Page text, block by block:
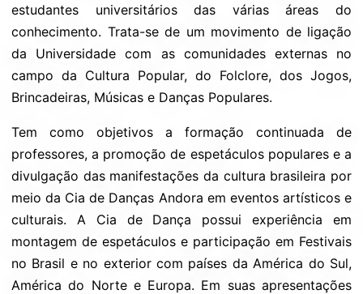
estudantes universitários das várias áreas do
conhecimento. Trata-se de um movimento de ligação
da Universidade com as comunidades externas no
campo da Cultura Popular, do Folclore, dos Jogos,
Brincadeiras, Músicas e Danças Populares.
Tem como objetivos a formação continuada de
professores, a promoção de espetáculos populares e a
divulgação das manifestações da cultura brasileira por
meio da Cia de Danças Andora em eventos artísticos e
culturais. A Cia de Dança possui experiência em
montagem de espetáculos e participação em Festivais
no Brasil e no exterior com países da América do Sul,
América do Norte e Europa. Em suas apresentações